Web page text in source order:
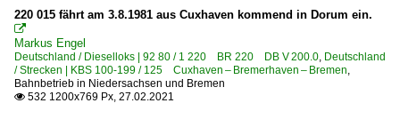
220 015 fährt am 3.8.1981 aus Cuxhaven kommend in Dorum ein.

Markus Engel
Deutschland / Dieselloks | 92 80 / 1 220 BR 220 DB V 200.0 Deutschland
/ Strecken | KBS 100-199 / 125 Cuxhaven – Bremerhaven – Bremen
Bahnbetrieb in Niedersachsen und Bremen
 532 1200x769 Px, 27.02.2021